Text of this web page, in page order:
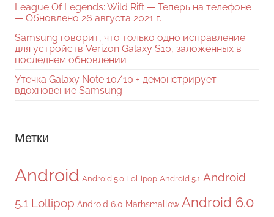
League Of Legends: Wild Rift — Теперь на телефоне
— Обновлено 26 августа 2021 г.
Samsung говорит, что только одно исправление
для устройств Verizon Galaxy S10, заложенных в
последнем обновлении
Утечка Galaxy Note 10/10 + демонстрирует
вдохновение Samsung
Метки
Android Android 5.0 Lollipop Android 5.1 Android
5.1 Lollipop Android 6.0 Marhsmallow Android 6.0